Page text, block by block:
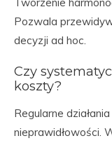
Pozwala
decyzji ad hoc.
Czy
koszty?
Regularne
nieprawidłowości.